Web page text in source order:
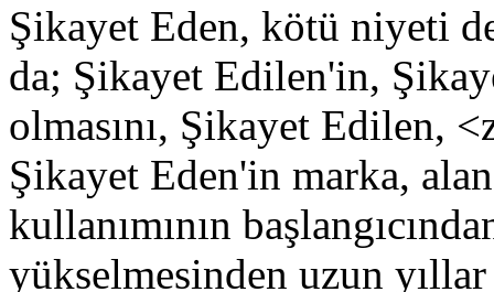
Şikayet Eden, kötü niyeti
da; Şikayet Edilen'in,
olmasını, Şikayet Edilen,
Şikayet Eden'in marka,
kullanımının
yükselmesinden uzun